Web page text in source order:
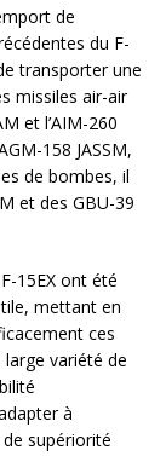
de
du F-
transporter une
missiles air-air
et l’AIM-260
158 JASSM,
de bombes, il
et des GBU-39
15EX ont été
mettant en
ces
variété de
à
de supériorité